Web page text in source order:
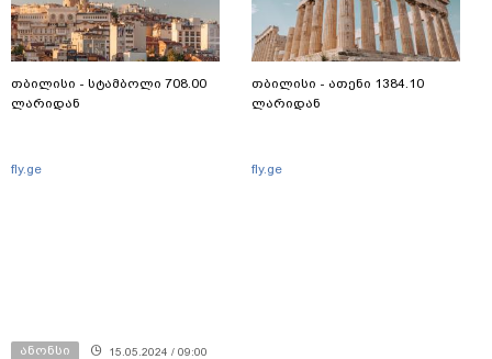
თბილისი - სტამბოლი 708.00
ლარიდან
fly.ge
თბილისი - ათენი 1384.10
ლარიდან
fly.ge
ანონსი 15.05.2024 / 09:00